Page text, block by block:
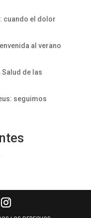
cuando el dolor
al verano
de las
seguimos